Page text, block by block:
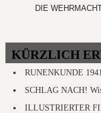
DIE
KÜRZLICH
RUNENKUNDE
SCHLAG NACH!
ILLUSTRIERTER